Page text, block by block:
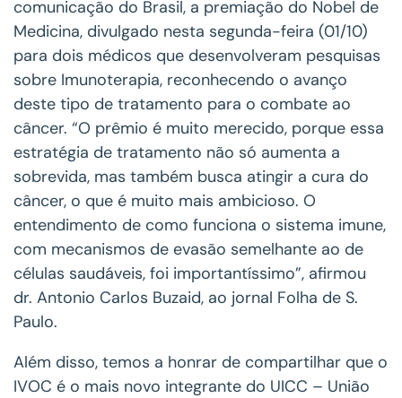
comunicação do Brasil, a premiação do Nobel de
Medicina, divulgado nesta segunda-feira (01/10)
para dois médicos que desenvolveram pesquisas
sobre Imunoterapia, reconhecendo o avanço
deste tipo de tratamento para o combate ao
câncer. “O prêmio é muito merecido, porque essa
estratégia de tratamento não só aumenta a
sobrevida, mas também busca atingir a cura do
câncer, o que é muito mais ambicioso. O
entendimento de como funciona o sistema imune,
com mecanismos de evasão semelhante ao de
células saudáveis, foi importantíssimo”, afirmou
dr. Antonio Carlos Buzaid, ao jornal Folha de S.
Paulo.
Além disso, temos a honrar de compartilhar que o
IVOC é o mais novo integrante do UICC – União